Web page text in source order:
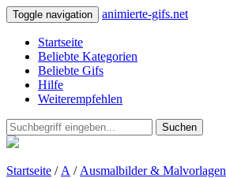
Toggle navigation animierte-gifs.net
Startseite
Beliebte Kategorien
Beliebte Gifs
Hilfe
Weiterempfehlen
Suchen
Startseite / A / Ausmalbilder & Malvorlagen